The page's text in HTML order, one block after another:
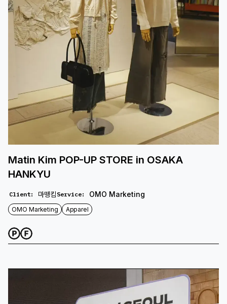
Matin Kim POP-UP STORE in OSAKA
HANKYU
Client: 마뗑킴 Service: OMO Marketing
OMO Marketing Apparel